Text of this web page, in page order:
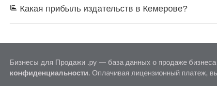
Какая прибыль издательств в Кемерове?
Бизнесы для Продажи .ру — база данных о продаже
конфиденциальности. Оплачивая лицензионный платеж,